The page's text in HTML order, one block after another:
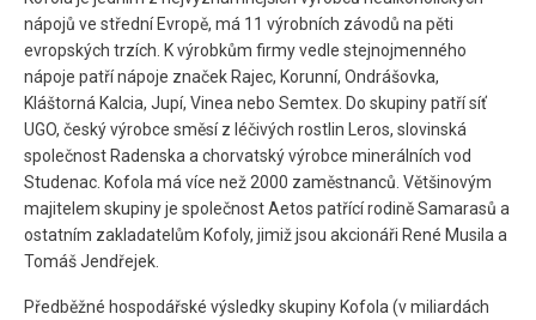
nápojů ve střední Evropě, má 11 výrobních závodů na pěti
evropských trzích. K výrobkům firmy vedle stejnojmenného
nápoje patří nápoje značek Rajec, Korunní, Ondrášovka,
Kláštorná Kalcia, Jupí, Vinea nebo Semtex. Do skupiny patří síť
UGO, český výrobce směsí z léčivých rostlin Leros, slovinská
společnost Radenska a chorvatský výrobce minerálních vod
Studenac. Kofola má více než 2000 zaměstnanců. Většinovým
majitelem skupiny je společnost Aetos patřící rodině Samarasů a
ostatním zakladatelům Kofoly, jimiž jsou akcionáři René Musila a
Tomáš Jendřejek.
Předběžné hospodářské výsledky skupiny Kofola (v miliardách